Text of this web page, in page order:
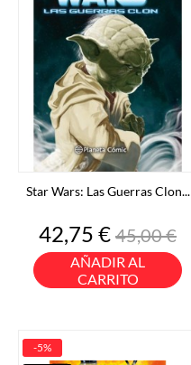
Star Wars: Las Guerras Clon...
Precio
42,75 €Precio
base
45,00 €
AÑADIR AL
CARRITO
-5%